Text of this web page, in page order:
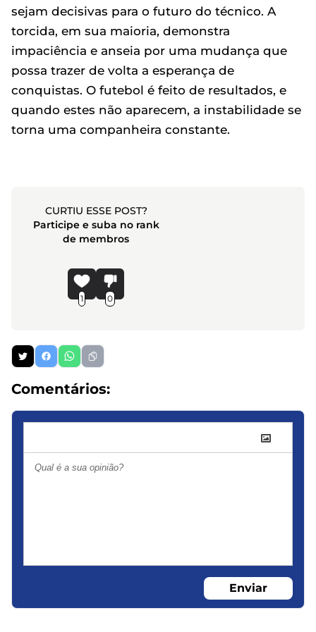
sejam decisivas para o futuro do técnico. A
torcida, em sua maioria, demonstra
impaciência e anseia por uma mudança que
possa trazer de volta a esperança de
conquistas. O futebol é feito de resultados, e
quando estes não aparecem, a instabilidade se
torna uma companheira constante.
CURTIU ESSE POST?
Participe e suba no rank
de membros
1 0
Comentários:
Enviar